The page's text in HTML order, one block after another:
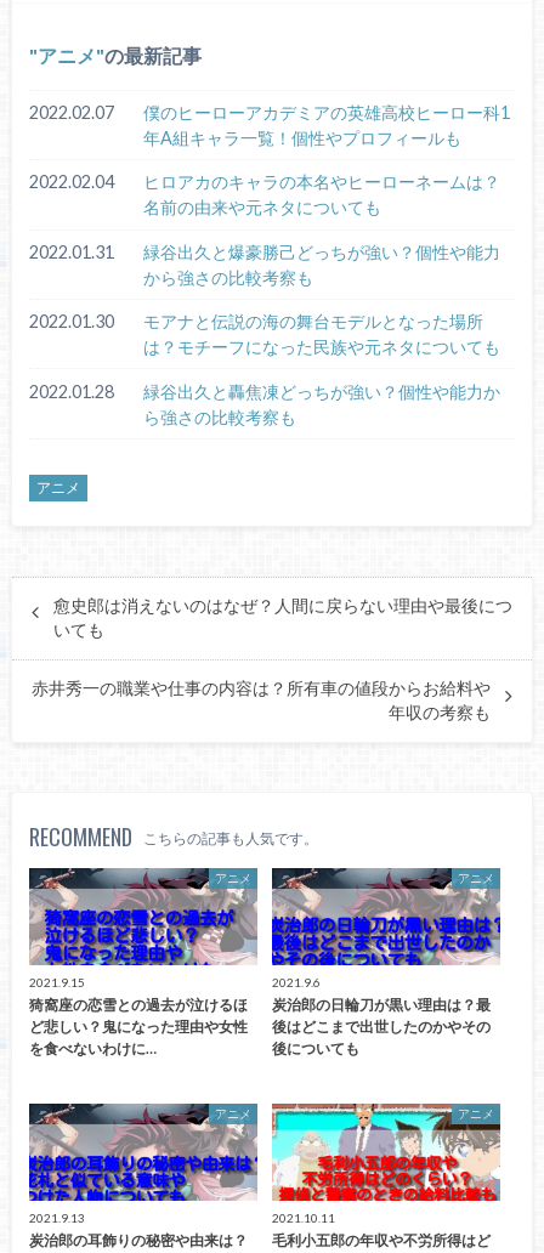
アニメ の最新記事
2022.02.07
僕のヒーローアカデミアの英雄高校ヒーロー科1
年A組キャラ一覧！個性やプロフィールも
2022.02.04
ヒロアカのキャラの本名やヒーローネームは？
名前の由来や元ネタについても
2022.01.31
緑谷出久と爆豪勝己どっちが強い？個性や能力
から強さの比較考察も
2022.01.30
モアナと伝説の海の舞台モデルとなった場所
は？モチーフになった民族や元ネタについても
2022.01.28
緑谷出久と轟焦凍どっちが強い？個性や能力か
ら強さの比較考察も
アニメ
愈史郎は消えないのはなぜ？人間に戻らない理由や最後につ
いても
赤井秀一の職業や仕事の内容は？所有車の値段からお給料や
年収の考察も
RECOMMEND こちらの記事も人気です。
アニメ
2021.9.15
猗窩座の恋雪との過去が泣けるほ
ど悲しい？鬼になった理由や女性
を食べないわけに…
アニメ
2021.9.6
炭治郎の日輪刀が黒い理由は？最
後はどこまで出世したのかやその
後についても
アニメ
2021.9.13
炭治郎の耳飾りの秘密や由来は？
アニメ
2021.10.11
毛利小五郎の年収や不労所得はど